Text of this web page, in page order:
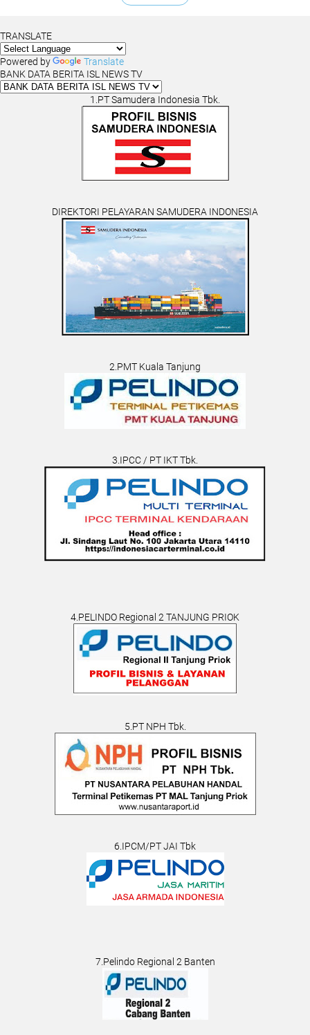
TRANSLATE
Powered by
Translate
BANK DATA BERITA ISL NEWS TV
1.PT Samudera Indonesia Tbk.
DIREKTORI PELAYARAN SAMUDERA INDONESIA
2.PMT Kuala Tanjung
3.IPCC / PT IKT Tbk.
4.PELINDO Regional 2 TANJUNG PRIOK
5.PT NPH Tbk.
6.IPCM/PT JAI Tbk
7.Pelindo Regional 2 Banten